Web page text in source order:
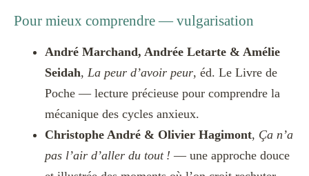
Pour mieux comprendre — vulgarisation
André Marchand, Andrée Letarte & Amélie
Seidah, La peur d’avoir peur, éd. Le Livre de
Poche — lecture précieuse pour comprendre la
mécanique des cycles anxieux.
Christophe André & Olivier Hagimont, Ça n’a
pas l’air d’aller du tout ! — une approche douce